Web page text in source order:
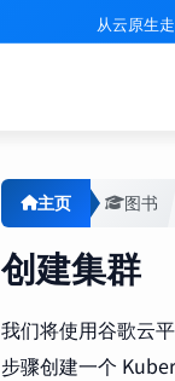
从云原生
主页 图书
创建集群
我们将使用谷歌云
步骤创建一个